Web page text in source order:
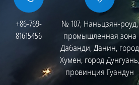
+86-769-
81615456
№ 107, Наньцзян-роуд,
промышленная зона
Дабанди, Данин, город
Хумен, город Дунгуань,
провинция Гуандун